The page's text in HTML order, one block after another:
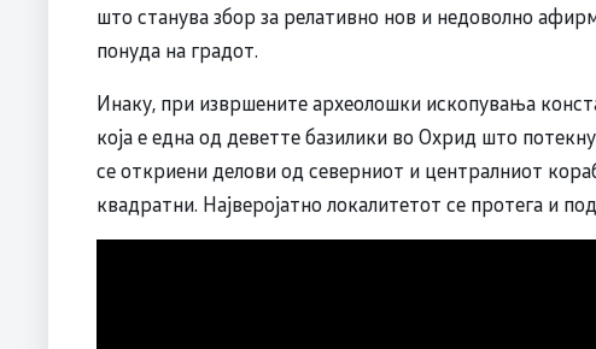
што станува збор за релативно нов и недоволно
понуда на градот.
Инаку, при извршените археолошки ископувања
која е една од деветте базилики во Охрид што
се откриени делови од северниот и централниот
квадратни. Најверојатно локалитетот се протега и